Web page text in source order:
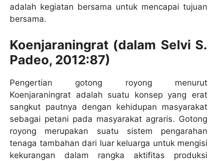
adalah kegiatan bersama untuk mencapai tujuan
bersama.
Koenjaraningrat (dalam Selvi S.
Padeo, 2012:87)
Pengertian gotong royong menurut
Koenjaraningrat adalah suatu konsep yang erat
sangkut pautnya dengan kehidupan masyarakat
sebagai petani pada masyarakat agraris. Gotong
royong merupakan suatu sistem pengarahan
tenaga tambahan dari luar keluarga untuk mengisi
kekurangan dalam rangka aktifitas produksi